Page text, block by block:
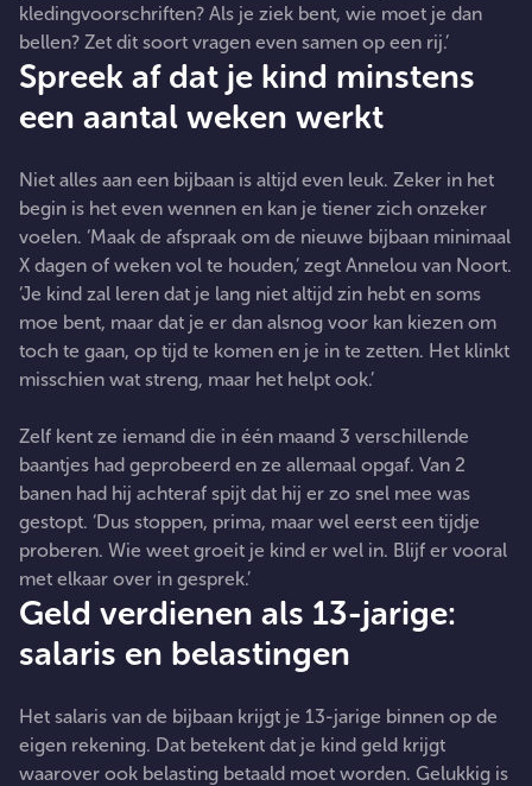
kledingvoorschriften? Als je ziek bent, wie moet je dan
bellen? Zet dit soort vragen even samen op een rij.’
Spreek af dat je kind minstens
een aantal weken werkt
Niet alles aan een bijbaan is altijd even leuk. Zeker in het
begin is het even wennen en kan je tiener zich onzeker
voelen. ‘Maak de afspraak om de nieuwe bijbaan minimaal
X dagen of weken vol te houden,’ zegt Annelou van Noort.
‘Je kind zal leren dat je lang niet altijd zin hebt en soms
moe bent, maar dat je er dan alsnog voor kan kiezen om
toch te gaan, op tijd te komen en je in te zetten. Het klinkt
misschien wat streng, maar het helpt ook.’
Zelf kent ze iemand die in één maand 3 verschillende
baantjes had geprobeerd en ze allemaal opgaf. Van 2
banen had hij achteraf spijt dat hij er zo snel mee was
gestopt. ‘Dus stoppen, prima, maar wel eerst een tijdje
proberen. Wie weet groeit je kind er wel in. Blijf er vooral
met elkaar over in gesprek.’
Geld verdienen als 13-jarige:
salaris en belastingen
Het salaris van de bijbaan krijgt je 13-jarige binnen op de
eigen rekening. Dat betekent dat je kind geld krijgt
waarover ook belasting betaald moet worden. Gelukkig is